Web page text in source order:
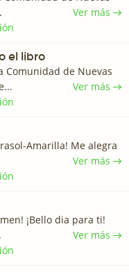
Ver más
el libro
Comunidad de Nuevas
Ver más
Amarilla! Me alegra
Ver más
¡Bello dia para ti!
Ver más